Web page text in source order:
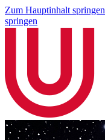
Zum Hauptinhalt springen
springen